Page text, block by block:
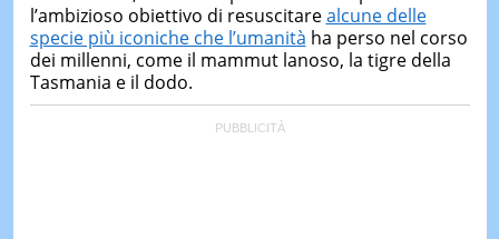
l’ambizioso obiettivo di resuscitarealcune delle
specie più iconiche che l’umanità ha perso nel corso
dei millenni, come il mammut lanoso, la tigre della
Tasmania e il dodo.